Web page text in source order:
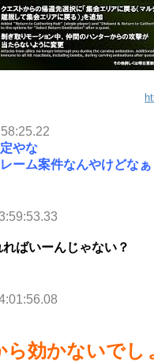
やな
ーム案件なんやけどなぁ
ばいーんじゃない？
効かないでし